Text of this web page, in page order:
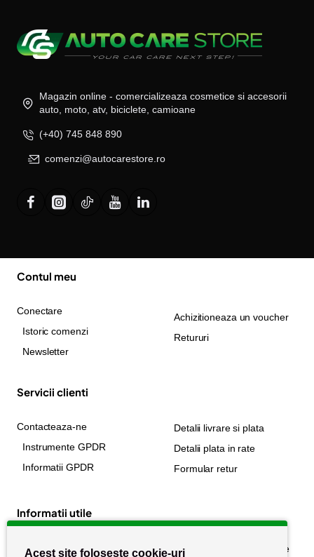
Magazin online - comercializeaza cosmetice si accesorii
auto, moto, atv, biciclete, camioane
(+40) 745 848 890
comenzi@autocarestore.ro
Contul meu
Conectare
Istoric comenzi
Newsletter
Achizitioneaza un voucher
Retururi
Servicii clienti
Contacteaza-ne
Instrumente GPDR
Informatii GPDR
Detalii livrare si plata
Detalii plata in rate
Formular retur
Informatii utile
Despre noi Politica de confidențialitate
Acest site folosește cookie-uri